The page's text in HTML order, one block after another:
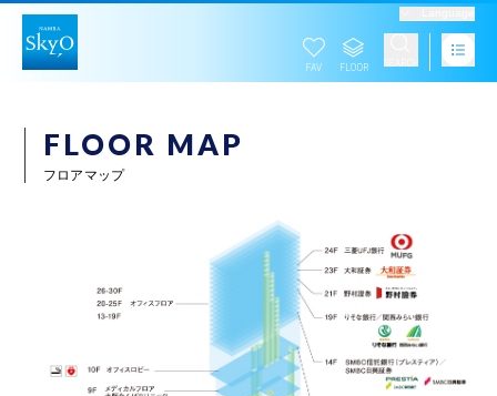
FLOOR MAP
フロアマップ